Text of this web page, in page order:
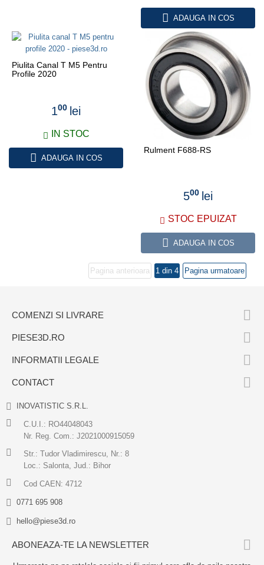
ADAUGA IN COS
Piulita Canal T M5 Pentru
Profile 2020
100 lei
IN STOC
ADAUGA IN COS
Rulment F688-RS
500 lei
STOC EPUIZAT
ADAUGA IN COS
Pagina anterioara 1 din 4 Pagina urmatoare
COMENZI SI LIVRARE 
PIESE3D.RO 
INFORMATII LEGALE 
CONTACT 
INOVATISTIC S.R.L.
C.U.I.: RO44048043
Nr. Reg. Com.: J2021000915059
Str.: Tudor Vladimirescu, Nr.: 8
Loc.: Salonta, Jud.: Bihor
Cod CAEN: 4712
0771 695 908
hello@piese3d.ro
ABONEAZA-TE LA NEWSLETTER 